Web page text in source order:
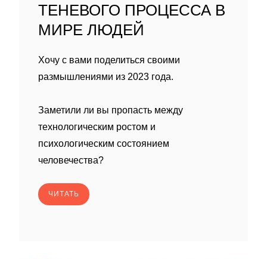
ТЕНЕВОГО ПРОЦЕССА В
МИРЕ ЛЮДЕЙ
Хочу с вами поделиться своими
размышлениями из 2023 года.
Заметили ли вы пропасть между
технологическим ростом и
психологическим состоянием
человечества?
ЧИТАТЬ